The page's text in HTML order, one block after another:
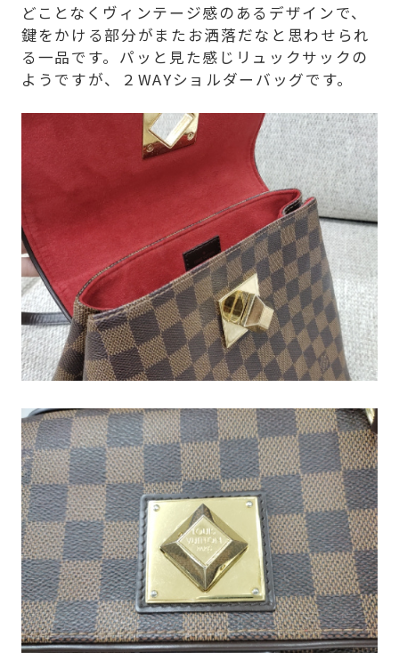
どことなくヴィンテージ感のあるデザインで、
鍵をかける部分がまたお洒落だなと思わせられ
る一品です。パッと見た感じリュックサックの
ようですが、２WAYショルダーバッグです。